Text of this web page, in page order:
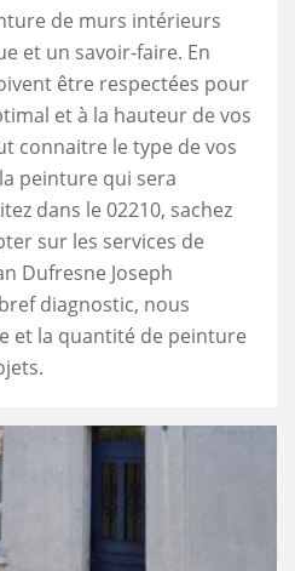
de murs intérieurs
et un savoir-faire. En
être respectées pour
et à la hauteur de vos
connaitre le type de vos
peinture qui sera
dans le 02210, sachez
sur les services de
Dufresne Joseph
diagnostic, nous
et la quantité de peinture